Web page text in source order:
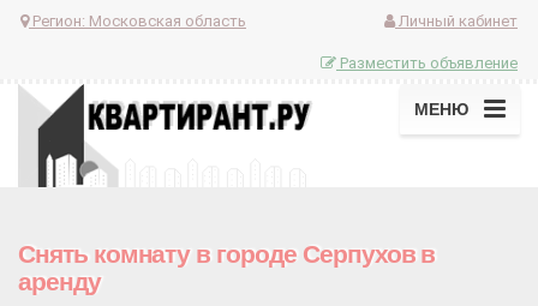
Регион: Московская область Личный кабинет
Разместить объявление
МЕНЮ
Снять комнату в городе Серпухов в
аренду